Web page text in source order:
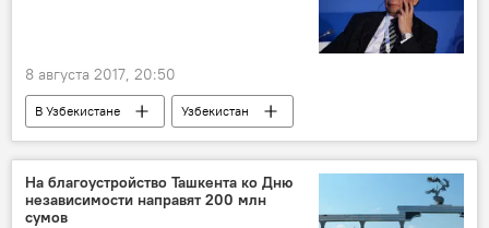
8 августа 2017, 20:50
В Узбекистане
Узбекистан
Шавкат Мирзиёев
Цзинь Лицюнь
Азиатский банк инфраструктурных инвестиций
Встреча
Политика
На благоустройство Ташкента ко Дню
независимости направят 200 млн
сумов